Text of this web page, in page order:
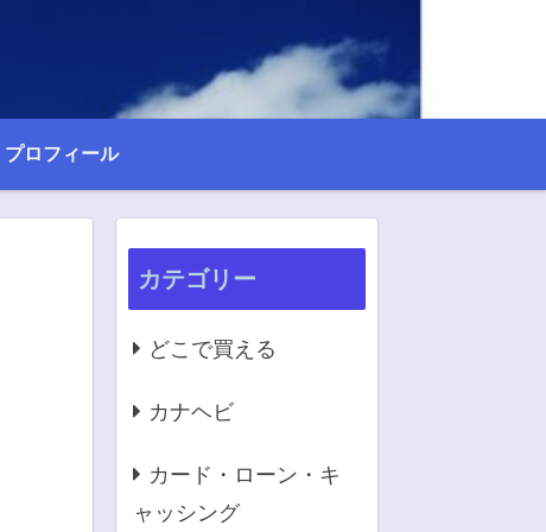
プロフィール
カテゴリー
どこで買える
カナヘビ
カード・ローン・キ
ャッシング